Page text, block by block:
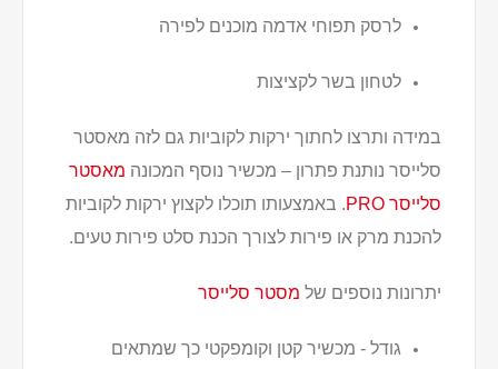
לרסק תפוחי אדמה מוכנים לפירה
לטחון בשר לקציצות
במידה ותרצו לחתוך ירקות לקוביות גם לזה מאסטר
סלייסר נותנת פתרון – מכשיר נוסף המכונה מאסטר
סלייסר PRO
. באמצעותו תוכלו לקצוץ ירקות לקוביות
להכנת מרק או פירות לצורך הכנת סלט פירות טעים.
יתרונות נוספים של מסטר סלייסר
גודל - מכשיר קטן וקומפקטי כך שמתאים